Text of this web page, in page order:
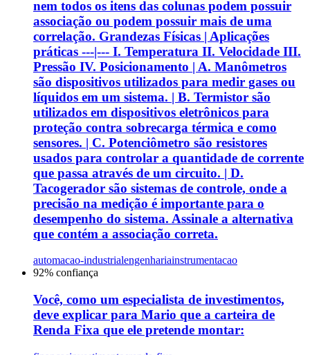
nem todos os itens das colunas podem possuir
associação ou podem possuir mais de uma
correlação. Grandezas Físicas | Aplicações
práticas ---|--- I. Temperatura II. Velocidade III.
Pressão IV. Posicionamento | A. Manômetros
são dispositivos utilizados para medir gases ou
líquidos em um sistema. | B. Termistor são
utilizados em dispositivos eletrônicos para
proteção contra sobrecarga térmica e como
sensores. | C. Potenciômetro são resistores
usados para controlar a quantidade de corrente
que passa através de um circuito. | D.
Tacogerador são sistemas de controle, onde a
precisão na medição é importante para o
desempenho do sistema. Assinale a alternativa
que contém a associação correta.
automacao-industrialengenhariainstrumentacao
92% confiança
Você, como um especialista de investimentos,
deve explicar para Mario que a carteira de
Renda Fixa que ele pretende montar: